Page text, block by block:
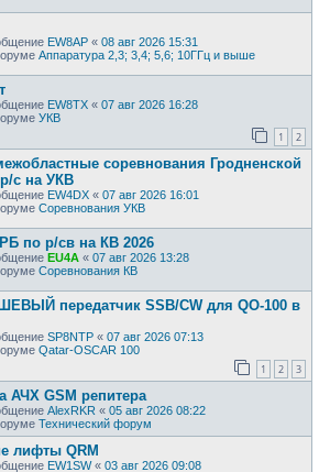
EW8AP « 08 авг 2026 15:31
Аппаратура 2,3; 3,4; 5,6; 10ГГц и выше
EW8TX « 07 авг 2026 16:28
УКВ
1 2
соревнования Гродненской
с на УКВ
EW4DX « 07 авг 2026 16:01
Соревнования УКВ
по р/св на КВ 2026
EU4A « 07 авг 2026 13:28
Соревнования КВ
передатчик SSB/CW для QO-100 в
SP8NTP « 07 авг 2026 07:13
Qatar-OSCAR 100
1 2 3
АЧХ GSM репитера
AlexRKR « 05 авг 2026 08:22
Технический форум
лифты QRM
EW1SW« 03 авг 2026 09:08